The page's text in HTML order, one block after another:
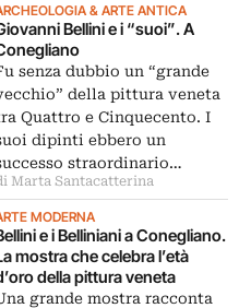
& ARTE ANTICA
Bellini e i “suoi”. A
senza dubbio un “grande
della pittura veneta
Quattro e Cinquecento. I
dipinti ebbero un
straordinario…
Marta Santacatterina
MODERNA
e i Belliniani a Conegliano.
mostra che celebra l’età
della pittura veneta
grande mostra racconta